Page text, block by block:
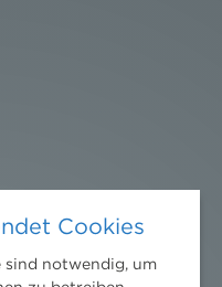
Cookies
sind notwendig, um